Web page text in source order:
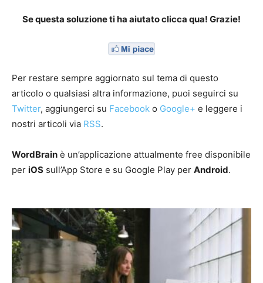
Se questa soluzione ti ha aiutato clicca qua! Grazie!
Per restare sempre aggiornato sul tema di questo
articolo o qualsiasi altra informazione, puoi seguirci su
Twitter, aggiungerci su Facebook o Google+ e leggere i
nostri articoli via RSS.
WordBrain è un’applicazione attualmente free disponibile
per iOS sull’App Store e su Google Play per Android.